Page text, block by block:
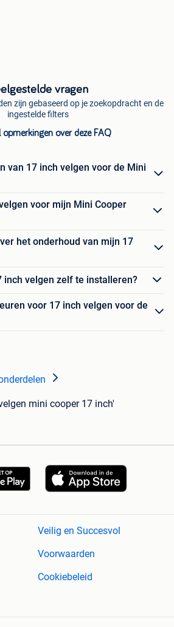
vragen
zijn gebaseerd op je zoekopdracht en de
ingestelde filters
opmerkingen over deze FAQ
van 17 inch velgen voor de Mini
voor mijn Mini Cooper
het onderhoud van mijn 17
inch velgen zelf te installeren?
voor 17 inch velgen voor de
mini cooper 17 inch'
Veilig en Succesvol
Voorwaarden
Cookiebeleid